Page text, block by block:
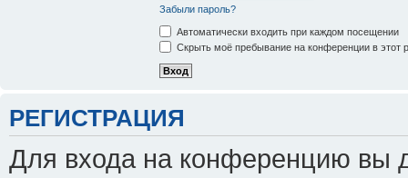
Забыли пароль?
Автоматически входить при каждом посещении
Скрыть моё пребывание на конференции в этот
РЕГИСТРАЦИЯ
Для входа на конференцию вы